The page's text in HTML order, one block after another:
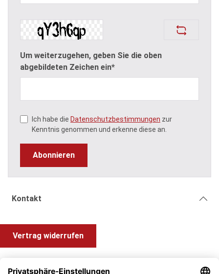
Um weiterzugehen, geben Sie die oben
abgebildeten Zeichen ein*
Ich habe die Datenschutzbestimmungen zur
Kenntnis genommen und erkenne diese an.
Abonnieren
Kontakt
Vertrag widerrufen